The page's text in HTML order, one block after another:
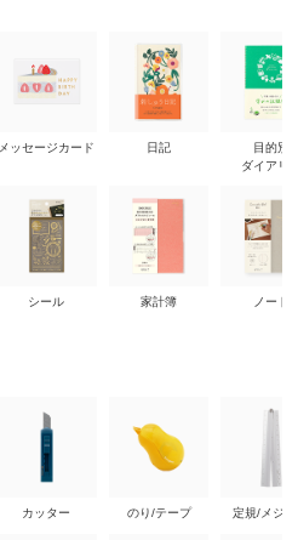
メッセージカード
シール
日記
家計簿
目的別
ダイアリ
ノート
カッター のり/テープ 定規/メジ